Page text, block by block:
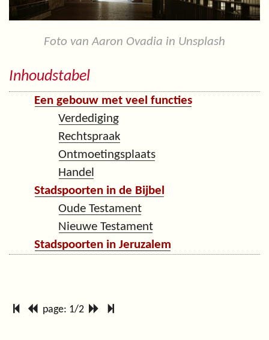
Foto van Aaron Ovadia in Unsplash
Inhoudstabel
Een gebouw met veel functies
Verdediging
Rechtspraak
Ontmoetingsplaats
Handel
Stadspoorten in de Bijbel
Oude Testament
Nieuwe Testament
Stadspoorten in Jeruzalem
page: 1/2